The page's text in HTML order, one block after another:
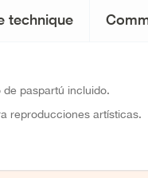
technique
paspartú incluido.
reproducciones artísticas.